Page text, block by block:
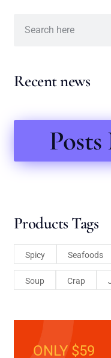
Recent news
Products Tags
Spicy Seafoods
Soup Crap
ONLY $59